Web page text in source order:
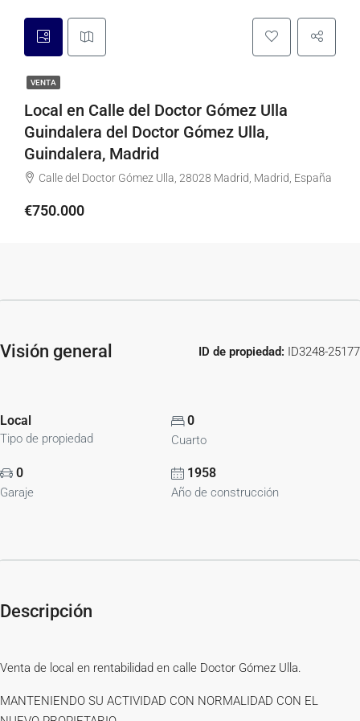
VENTA
Local en Calle del Doctor Gómez Ulla
Guindalera del Doctor Gómez Ulla,
Guindalera, Madrid
Calle del Doctor Gómez Ulla, 28028 Madrid, Madrid, España
€750.000
Visión general ID de propiedad: ID3248-25177
Local
Tipo de propiedad
0
Cuarto
0
Garaje
1958
Año de construcción
Descripción
Venta de local en rentabilidad en calle Doctor Gómez Ulla.
MANTENIENDO SU ACTIVIDAD CON NORMALIDAD CON EL